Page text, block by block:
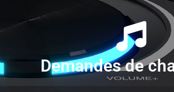
Demandes de